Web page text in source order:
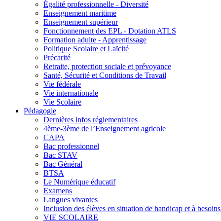
Égalité professionnelle - Diversité
Enseignement maritime
Enseignement supérieur
Fonctionnement des EPL - Dotation ATLS
Formation adulte - Apprentissage
Politique Scolaire et Laïcité
Précarité
Retraite, protection sociale et prévoyance
Santé, Sécurité et Conditions de Travail
Vie fédérale
Vie internationale
Vie Scolaire
Pédagogie
Dernières infos réglementaires
4ème-3ème de l’Enseignement agricole
CAPA
Bac professionnel
Bac STAV
Bac Général
BTSA
Le Numérique éducatif
Examens
Langues vivantes
Inclusion des élèves en situation de handicap et à
VIE SCOLAIRE